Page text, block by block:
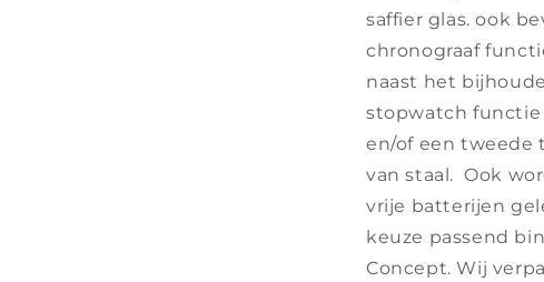
saffier glas.ook
chronograaf
naast het
stopwatch functie
en/of een tweede
van staal. Ook
vrije batterijen
keuze passend
Concept.Wij